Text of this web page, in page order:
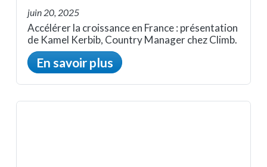
juin 20, 2025
Accélérer la croissance en France : présentation
de Kamel Kerbib, Country Manager chez Climb.
En savoir plus